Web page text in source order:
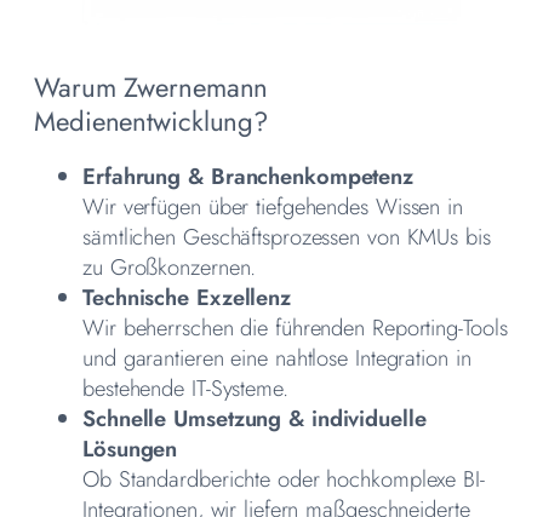
Warum Zwernemann
Medienentwicklung?
Erfahrung & Branchenkompetenz
Wir verfügen über tiefgehendes Wissen in
sämtlichen Geschäftsprozessen von KMUs bis
zu Großkonzernen.
Technische Exzellenz
Wir beherrschen die führenden Reporting-Tools
und garantieren eine nahtlose Integration in
bestehende IT-Systeme.
Schnelle Umsetzung & individuelle
Lösungen
Ob Standardberichte oder hochkomplexe BI-
Integrationen, wir liefern maßgeschneiderte